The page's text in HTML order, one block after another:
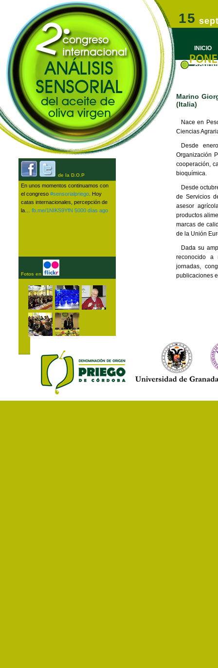
3º Congreso Internacional |
Congreso Internacional de Análisis Sensorial del Aceite de Oliva
15
INICIO
Marino
(Italia)
Nace en
Ciencias
Desde
Organización
cooperación,
bioquímica.
Desde
de Servicios
asesor
productos
marcas de
de la Unión
Dada su
reconocido a
jornadas,
publicaciones
de la D.O.P
En unos momentos continuamos con
el congreso #sensorialpriego. Hoy
catas internacionales, percepción de
la… fb.me/1NIKS9YfN 5000 días ago
Fotos en